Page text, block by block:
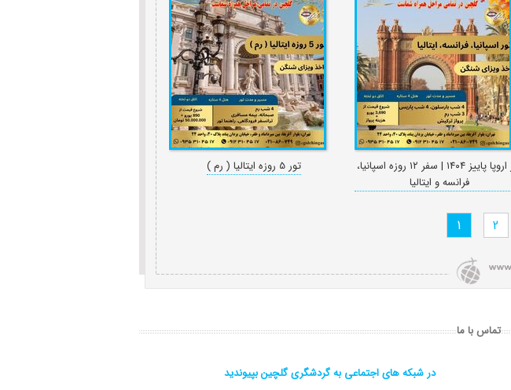
تور اروپا پاییز ۱۴۰۴ | سفر ۱۲ روزه اسپانیا،
فرانسه و ایتالیا
تور 5 روزه ايتاليا ( رم )
1 2
تماس با ما
در شبکه های اجتماعی به گردشگری گلچین بپیوندید